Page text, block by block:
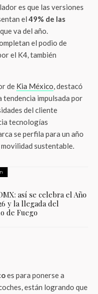
es que las versiones
el49% de las
va del año.
el podio de
el K4, también
de Kia México, destacó
tendencia impulsada por
del cliente
tecnologías
se perfila para un año
sustentable.
así se celebra el Año
y la llegada del
de Fuego
es para ponerse a
están logrando que